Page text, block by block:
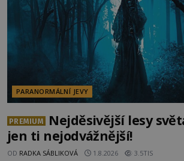
PARANORMÁLNÍ JEVY
PREMIUM
Nejděsivější lesy
jen ti nejodvážnější!
OD RADKA SÁBLIKOVÁ 1.8.2026 3.5TIS